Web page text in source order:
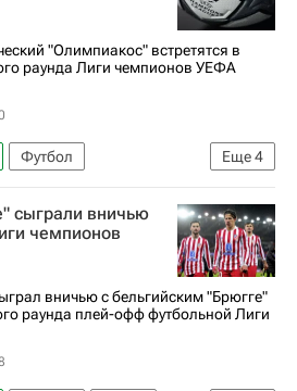
2027
Брюгге
Интер
Никита Хайкин
"Олимпиакос" встретятся в
раунда Лиги чемпионов УЕФА
Еще4
Футбол
2026-2027
Байер 04
сыграли вничью
чемпионов
вничью с бельгийским "Брюгге"
раунда плей-офф футбольной Лиги